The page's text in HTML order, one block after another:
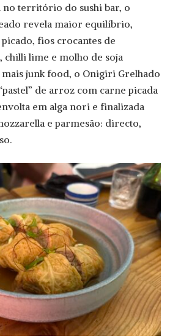
no território do sushi bar, o
revela maior equilíbrio,
fios crocantes de
chilli lime e molho de soja
junk food, o Onigiri Grelhado
de arroz com carne picada
em alga nori e finalizada
e parmesão: directo,